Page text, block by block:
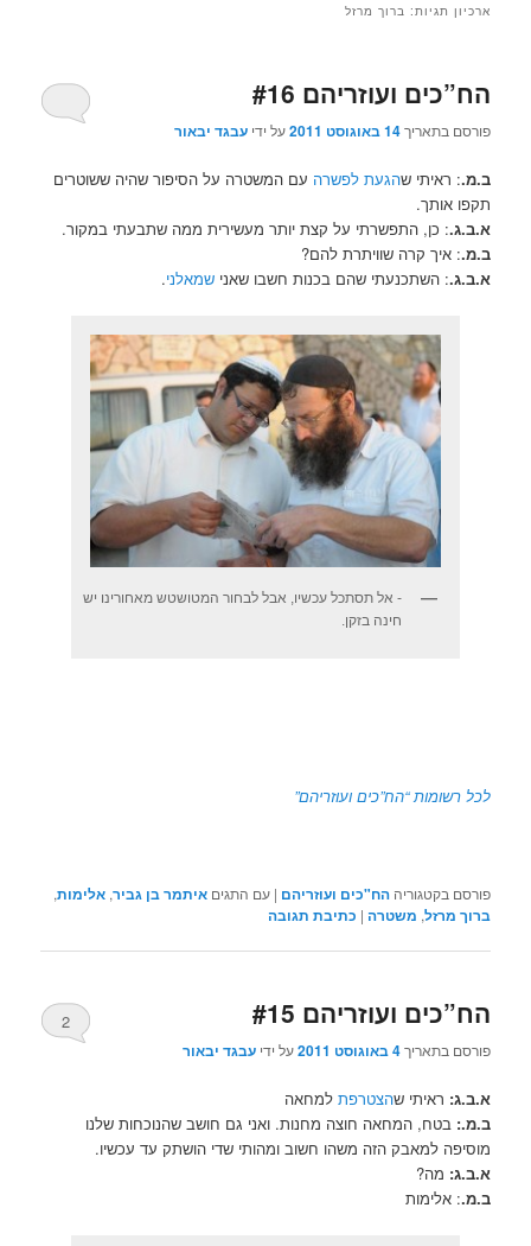
ארכיון תגיות: ברוך מרזל
הח”כים ועוזריהם #16
פורסם בתאריך14 באוגוסט 2011 על ידיעבגד יבאור
ב.מ.: ראיתי שהגעת לפשרה עם המשטרה על הסיפור שהיה ששוטרים
תקפו אותך.
א.ב.ג.: כן, התפשרתי על קצת יותר מעשירית ממה שתבעתי במקור.
ב.מ.: איך קרה שוויתרת להם?
א.ב.ג.: השתכנעתי שהם בכנות חשבו שאנישמאלני.
- אל תסתכל עכשיו, אבל לבחור המטושטש מאחורינו יש
חינה בזקן.
לכל רשומות “הח”כים ועוזריהם”
פורסם בקטגוריה הח"כים ועוזריהם |עם התגים איתמר בן גביר,אלימות,
ברוך מרזל, משטרה | כתיבת תגובה
הח”כים ועוזריהם #15
פורסם בתאריך4 באוגוסט 2011 על ידיעבגד יבאור
2
א.ב.ג: ראיתי שהצטרפת למחאה
ב.מ.: בטח, המחאה חוצה מחנות. ואני גם חושב שהנוכחות שלנו
מוסיפה למאבק הזה משהו חשוב ומהותי שדי הושתק עד עכשיו.
א.ב.ג: מה?
ב.מ.: אלימות